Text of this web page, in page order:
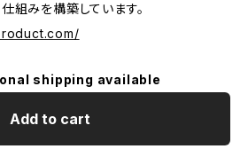
組みを構築しています。
shipping available
Add to cart